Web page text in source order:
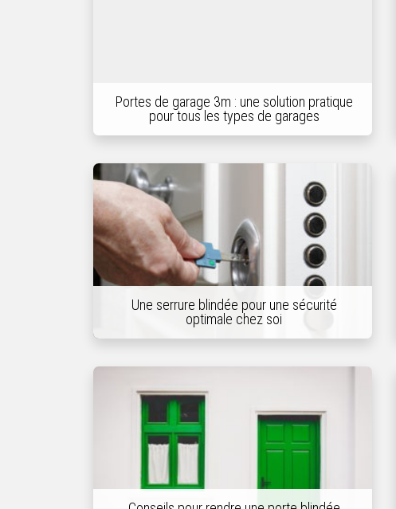
Portes de garage 3m : une solution pratique
pour tous les types de garages
Une serrure blindée pour une sécurité
optimale chez soi